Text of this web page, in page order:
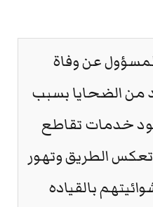
عن وفاة
من الضحايا بسبب
خدمات تقاطع
تعكس الطريق وتهور
بالقياده